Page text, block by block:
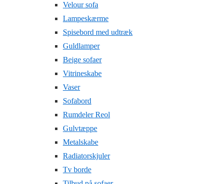
Velour sofa
Lampeskærme
Spisebord med udtræk
Guldlamper
Beige sofaer
Vitrineskabe
Vaser
Sofabord
Rumdeler Reol
Gulvtæppe
Metalskabe
Radiatorskjuler
Tv borde